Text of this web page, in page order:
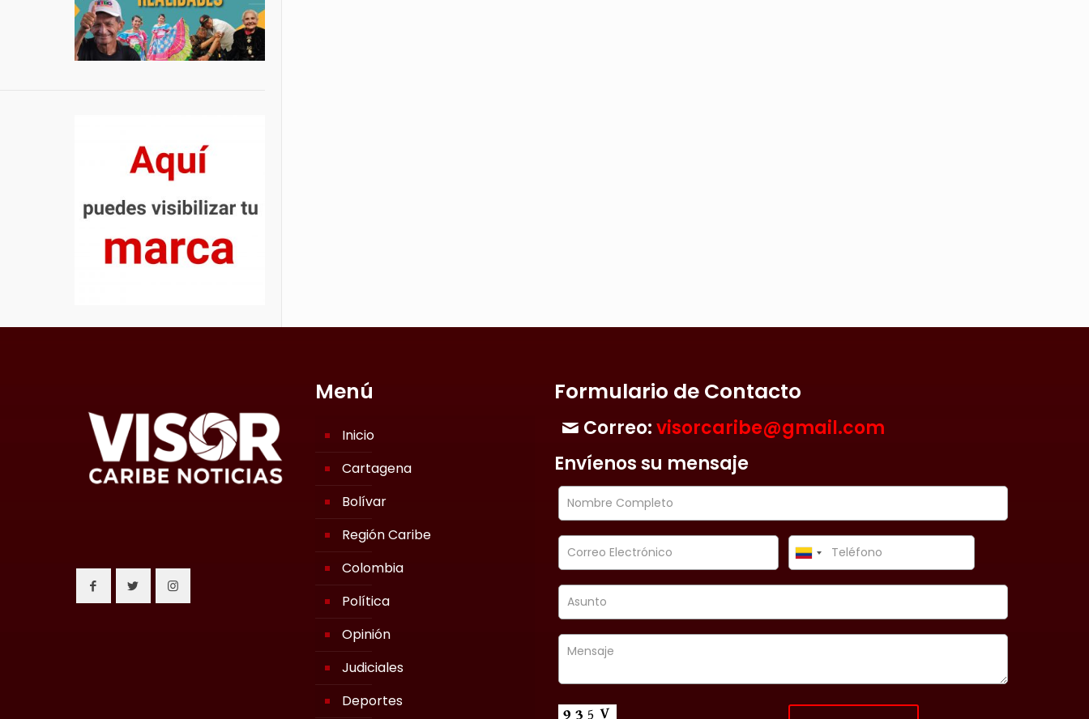
Menú
Inicio
Cartagena
Bolívar
Región Caribe
Colombia
Política
Opinión
Judiciales
Deportes
Formulario de Contacto
Correo:visorcaribe@gmail.com
Envíenos su mensaje